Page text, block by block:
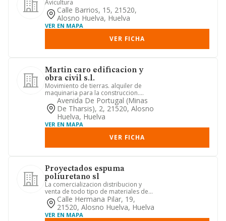
Avicultura
Calle Barrios, 15, 21520,
Alosno Huelva, Huelva
VER EN MAPA
VER FICHA
Martin caro edificacion y
obra civil s.l.
Movimiento de tierras. alquiler de
maquinaria para la construccion.
transporte de mercancias por ca...
Avenida De Portugal (minas
De Tharsis), 2, 21520, Alosno
Huelva, Huelva
VER EN MAPA
VER FICHA
Proyectados espuma
poliuretano sl
La comercializacion distribucion y
venta de todo tipo de materiales de
carpinteria y sus derivados,...
Calle Hermana Pilar, 19,
21520, Alosno Huelva, Huelva
VER EN MAPA